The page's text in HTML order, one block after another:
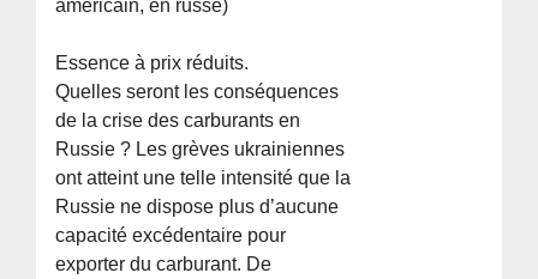
américain, en russe)
Essence à prix réduits.
Quelles seront les conséquences
de la crise des carburants en
Russie ? Les grèves ukrainiennes
ont atteint une telle intensité que la
Russie ne dispose plus d’aucune
capacité excédentaire pour
exporter du carburant. De